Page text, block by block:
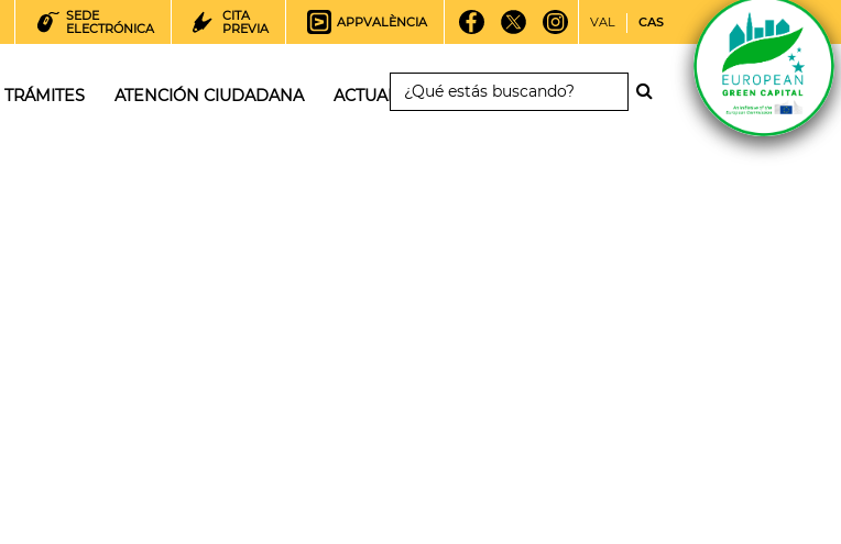
SEDE
ELECTRÓNICA
CITA
PREVIA
APPVALÈNCIA VAL CAS
TRÁMITES ATENCIÓN CIUDADANA ACTUALIDAD